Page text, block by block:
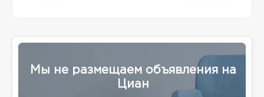
Мы не размещаем объявления на
Циан